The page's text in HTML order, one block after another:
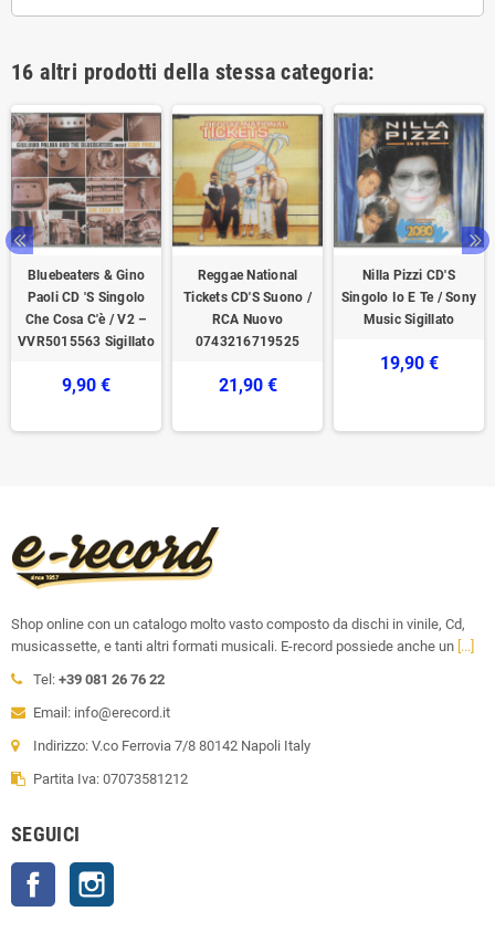
16 altri prodotti della stessa categoria:
Bluebeaters & Gino
Paoli CD 'S Singolo
Che Cosa C'è / V2 –
VVR5015563 Sigillato
9,90 €
Reggae National
Tickets ‎‎‎CD'S Suono /
RCA Nuovo
0743216719525
21,90 €
Nilla Pizzi CD'S
Singolo Io E Te / Sony
Music Sigillato
19,90 €
Shop online con un catalogo molto vasto composto da dischi in vinile, Cd,
musicassette, e tanti altri formati musicali. E-record possiede anche un [...]
Tel: +39 081 26 76 22
Email: info@erecord.it
Indirizzo: V.co Ferrovia 7/8 80142 Napoli Italy
Partita Iva: 07073581212
SEGUICI
Facebook